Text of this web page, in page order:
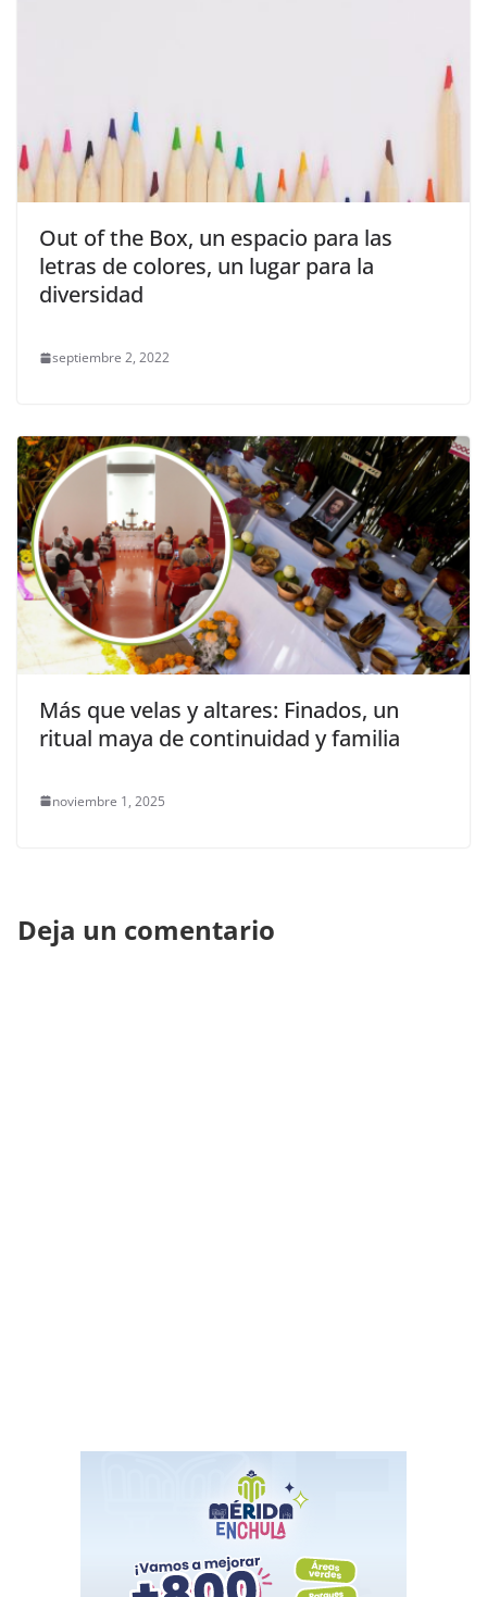
Out of the Box, un espacio para las
letras de colores, un lugar para la
diversidad
septiembre 2, 2022
Más que velas y altares: Finados, un
ritual maya de continuidad y familia
noviembre 1, 2025
Deja un comentario